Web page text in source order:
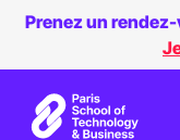
Prenez un